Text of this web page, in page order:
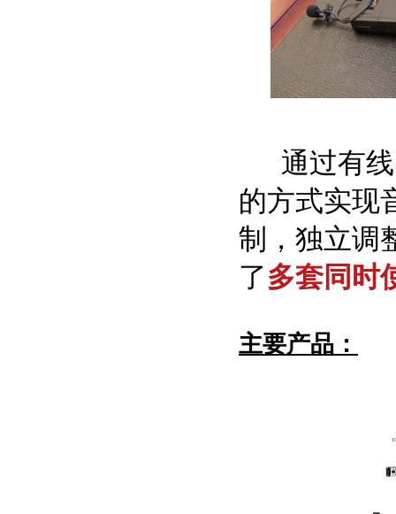
通过有
的方式实现
制，独立调
了多套同时
主要产品：